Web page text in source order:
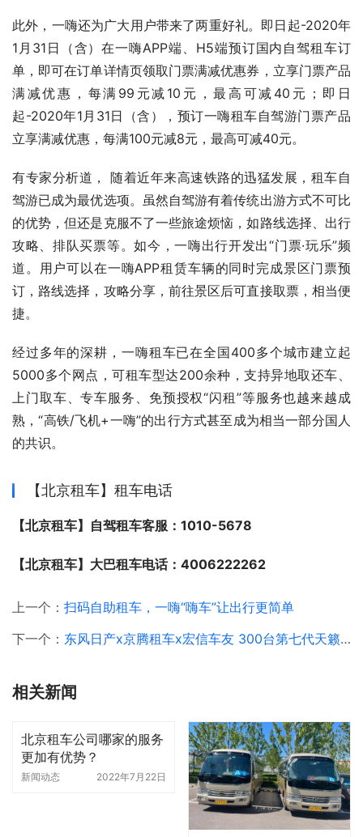
此外，一嗨还为广大用户带来了两重好礼。即日起-2020年
1月31日（含）在一嗨APP端、H5端预订国内自驾租车订
单，即可在订单详情页领取门票满减优惠券，立享门票产品
满减优惠，每满99元减10元，最高可减40元；即日
起-2020年1月31日（含），预订一嗨租车自驾游门票产品
立享满减优惠，每满100元减8元，最高可减40元。
有专家分析道， 随着近年来高速铁路的迅猛发展，租车自
驾游已成为最优选项。虽然自驾游有着传统出游方式不可比
的优势，但还是克服不了一些旅途烦恼，如路线选择、出行
攻略、排队买票等。如今，一嗨出行开发出“门票·玩乐”频
道。用户可以在一嗨APP租赁车辆的同时完成景区门票预
订，路线选择，攻略分享，前往景区后可直接取票，相当便
捷。
经过多年的深耕，一嗨租车已在全国400多个城市建立起
5000多个网点，可租车型达200余种，支持异地取还车、
上门取车、专车服务、免预授权“闪租”等服务也越来越成
熟，“高铁/飞机+一嗨”的出行方式甚至成为相当一部分国人
的共识。
【北京租车】租车电话
【北京租车】自驾租车客服：1010-5678
【北京租车】大巴租车电话：4006222262
上一个： 扫码自助租车，一嗨“嗨车”让出行更简单
下一个： 东风日产x京腾租车x宏信车友 300台第七代天籁圆满交付
相关新闻
北京租车公司哪家的服务
更加有优势？
新闻动态 2022年7月22日